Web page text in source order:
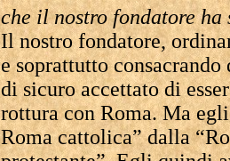
che il nostro fondatore
Il nostro fondatore,
e soprattutto
di sicuro accettato di
rottura con Roma. Ma
Roma cattolica” dalla